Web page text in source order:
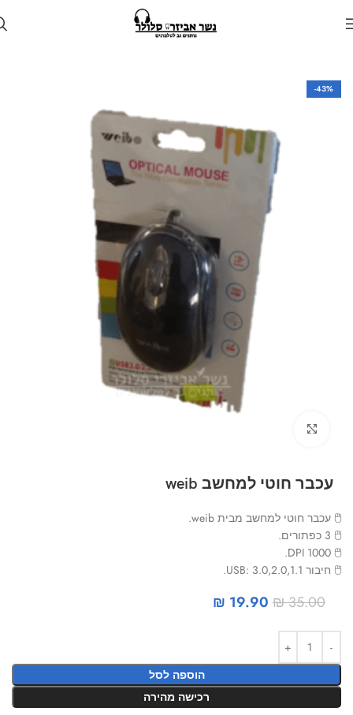
-43%
עכבר חוטי למחשב weib
🖱 עכבר חוטי למחשב מבית weib.
🖱 3 כפתורים.
🖱 1000 DPI.
🖱 חיבור USB: 3.0,2.0,1.1.
₪35.00
₪ 19.90
הוספה לסל
רכישה מהירה